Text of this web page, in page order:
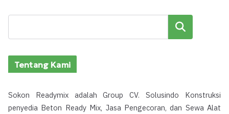
Cari
Tentang Kami
Sokon Readymix adalah Group CV. Solusindo Konstruksi
penyedia Beton Ready Mix, Jasa Pengecoran, dan Sewa Alat